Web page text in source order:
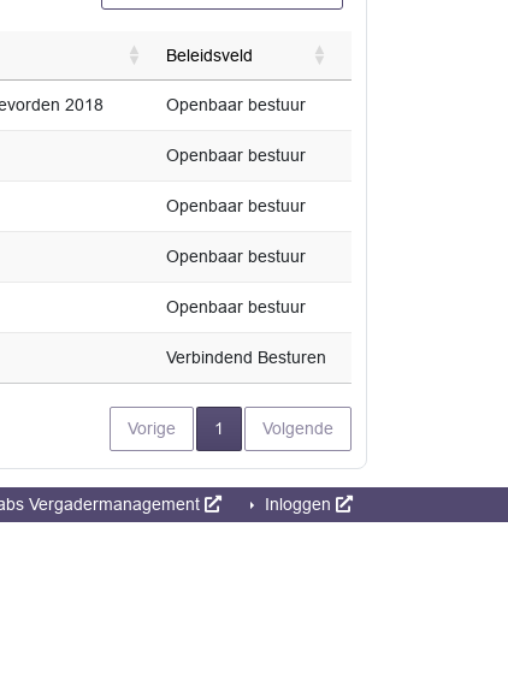
Beleidsveld
2018 Openbaar bestuur
Openbaar bestuur
Openbaar bestuur
Openbaar bestuur
Openbaar bestuur
Verbindend Besturen
Vorige 1 Huidige pagina
Volgende
Vergadermanagement Inloggen